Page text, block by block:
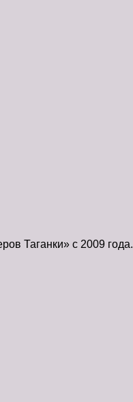
Таганки» с 2009 года.